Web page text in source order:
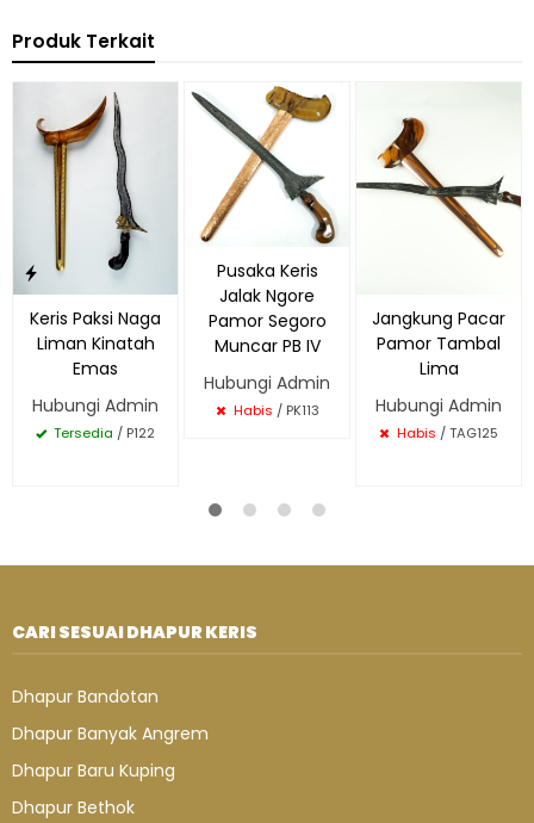
Produk Terkait
Keris Paksi Naga
Liman Kinatah
Emas
Hubungi Admin
Tersedia / P122
Pusaka Keris
Jalak Ngore
Pamor Segoro
Muncar PB IV
Hubungi Admin
Habis / PK113
Jangkung Pacar
Pamor Tambal
Lima
Hubungi Admin
Habis / TAG125
CARI SESUAI DHAPUR KERIS
Dhapur Bandotan
Dhapur Banyak Angrem
Dhapur Baru Kuping
Dhapur Bethok